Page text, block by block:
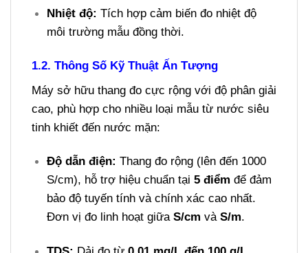
Nhiệt độ: Tích hợp cảm biến đo nhiệt độ
môi trường mẫu đồng thời.
1.2. Thông Số Kỹ Thuật Ấn Tượng
Máy sở hữu thang đo cực rộng với độ phân giải
cao, phù hợp cho nhiều loại mẫu từ nước siêu
tinh khiết đến nước mặn:
Độ dẫn điện: Thang đo rộng (lên đến 1000
S/cm), hỗ trợ hiệu chuẩn tại5 điểm để đảm
bảo độ tuyến tính và chính xác cao nhất.
Đơn vị đo linh hoạt giữaS/cm vàS/m.